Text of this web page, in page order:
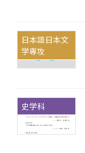
日本語日本文
学専攻
史学科